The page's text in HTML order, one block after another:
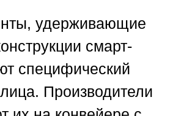
удерживающие
смарт-
специфический
Производители